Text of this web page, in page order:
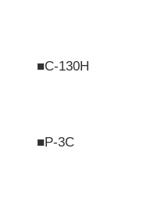
■C-130H
■P-3C